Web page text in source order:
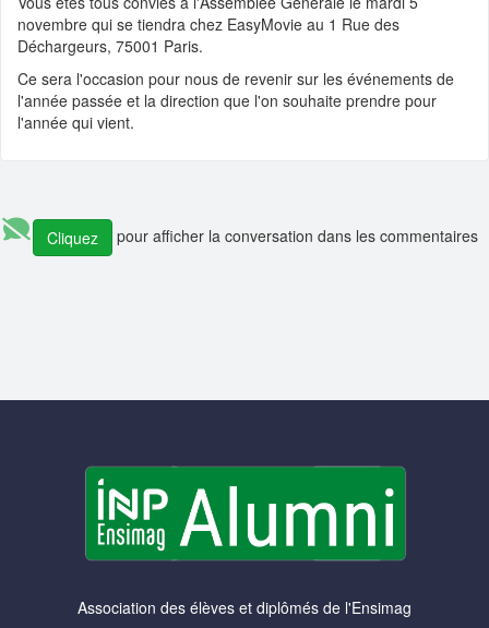
📰 Actualité :🎓💻 Affectez la taxe d’apprentissage à l’Ensimag,
démarré ! Calend...
📰 Actualité :
#13 De l’Ensimag au coaching de dirigeants, quand la
narration et la pré...
📰 Actualité :#12 De l’Ensimag à la direction d’Adecco en passant
💼 Offre d'emploi :Data Engineer (Alternance)
novembre qui se tiendra chez EasyMovie au 1 Rue des
Déchargeurs, 75001 Paris.
Ce sera l'occasion pour nous de revenir sur les événements de
l'année passée et la direction que l'on souhaite prendre pour
l'année qui vient.
Cliquez pour afficher la conversation dans les commentaires
Association des élèves et diplômés de l'Ensimag